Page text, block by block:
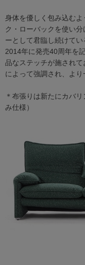
身体を優しく包み込む
ク・ローバックを使い
ーとして君臨し続けてい
2014年に発売40周年を
品なステッチが施され
によって強調され、より
＊布張りは新たにカバ
み仕様）